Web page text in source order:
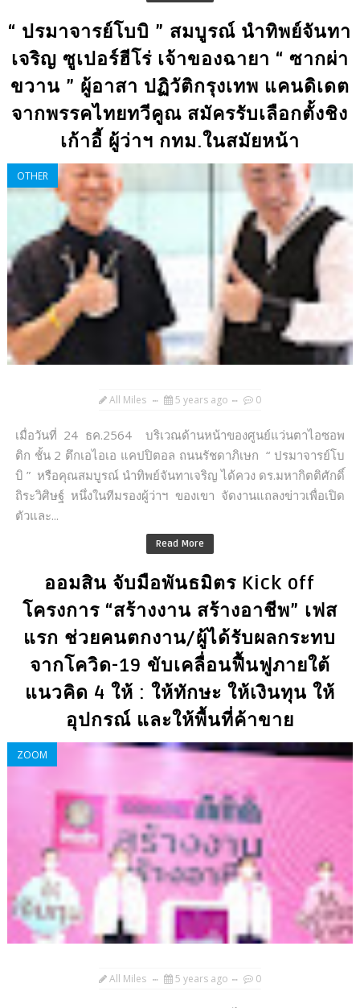
“ ปรมาจารย์โบบิ ” สมบูรณ์ นำทิพย์จันทา
เจริญ ซูเปอร์ฮีโร่ เจ้าของฉายา “ ซากผ่า
ขวาน ” ผู้อาสา ปฏิวัติกรุงเทพ แคนดิเดต
จากพรรคไทยทวีคูณ สมัครรับเลือกตั้งชิง
เก้าอี้ ผู้ว่าฯ กทม.ในสมัยหน้า
OTHER
All Miles 5 years ago 0
เมื่อวันที่ 24 ธค.2564 บริเวณด้านหน้าของศูนย์แว่นตาไอซอพ
ติก ชั้น 2 ตึกเอไอเอ แคปปิตอล ถนนรัชดาภิเษก “ ปรมาจารย์โบ
บิ ” หรือคุณสมบูรณ์ นำทิพย์จันทาเจริญ ได้ควง ดร.มหากิตติศักดิ์
ถิระวิศิษฐ์ หนึ่งในทีมรองผู้ว่าฯ ของเขา จัดงานแถลงข่าวเพื่อเปิด
ตัวและ...
Read More
ออมสิน จับมือพันธมิตร Kick off
โครงการ “สร้างงาน สร้างอาชีพ” เฟส
แรก ช่วยคนตกงาน/ผู้ได้รับผลกระทบ
จากโควิด-19 ขับเคลื่อนฟื้นฟูภายใต้
แนวคิด 4 ให้ : ให้ทักษะ ให้เงินทุน ให้
อุปกรณ์ และให้พื้นที่ค้าขาย
ZOOM
All Miles 5 years ago 0